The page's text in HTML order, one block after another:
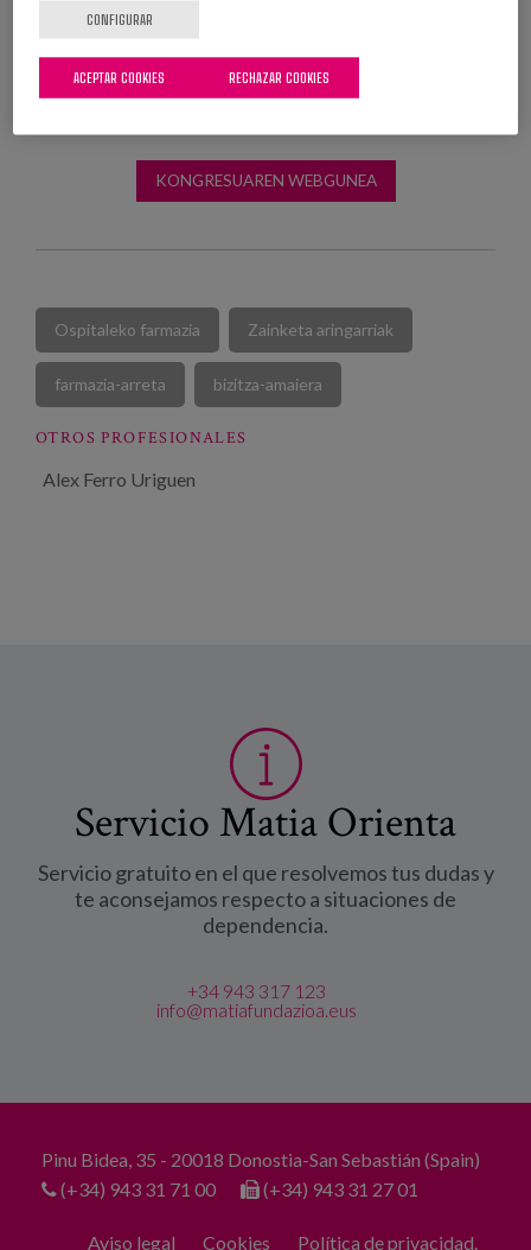
KONGRESUAREN WEBGUNEA
Ospitaleko farmazia Zainketa aringarriak
farmazia-arreta bizitza-amaiera
OTROS PROFESIONALES
Alex Ferro Uriguen
Servicio Matia Orienta
Servicio gratuito en el que resolvemos tus dudas y
te aconsejamos respecto a situaciones de
dependencia.
+34 943 317 123
info@matiafundazioa.eus
Pinu Bidea, 35 - 20018 Donostia-San Sebastián (Spain)
(+34) 943 31 71 00
(+34) 943 31 27 01
Aviso legal Cookies Política de privacidad.
CONFIGURAR
RECHAZAR COOKIES
ACEPTAR COOKIES